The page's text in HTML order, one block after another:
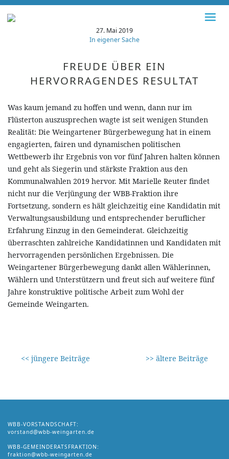
27. Mai 2019
In eigener Sache
FREUDE ÜBER EIN
HERVORRAGENDES RESULTAT
Was kaum jemand zu hoffen und wenn, dann nur im
Flüsterton auszusprechen wagte ist seit wenigen Stunden
Realität: Die Weingartener Bürgerbewegung hat in einem
engagierten, fairen und dynamischen politischen
Wettbewerb ihr Ergebnis von vor fünf Jahren halten können
und geht als Siegerin und stärkste Fraktion aus den
Kommunalwahlen 2019 hervor. Mit Marielle Reuter findet
nicht nur die Verjüngung der WBB-Fraktion ihre
Fortsetzung, sondern es hält gleichzeitig eine Kandidatin mit
Verwaltungsausbildung und entsprechender beruflicher
Erfahrung Einzug in den Gemeinderat. Gleichzeitig
überraschten zahlreiche Kandidatinnen und Kandidaten mit
hervorragenden persönlichen Ergebnissen. Die
Weingartener Bürgerbewegung dankt allen Wählerinnen,
Wählern und Unterstützern und freut sich auf weitere fünf
Jahre konstruktive politische Arbeit zum Wohl der
Gemeinde Weingarten.
<< jüngere Beiträge >> ältere Beiträge
WBB-VORSTANDSCHAFT:
vorstand@wbb-weingarten.de
WBB-GEMEINDERATSFRAKTION:
fraktion@wbb-weingarten.de